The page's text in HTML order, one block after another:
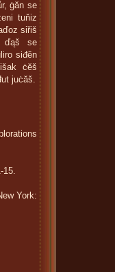
ġăn se
tuňiz
siřiš
ďąš se
siđĕn
ċĕš
juċăš.
15.
York: